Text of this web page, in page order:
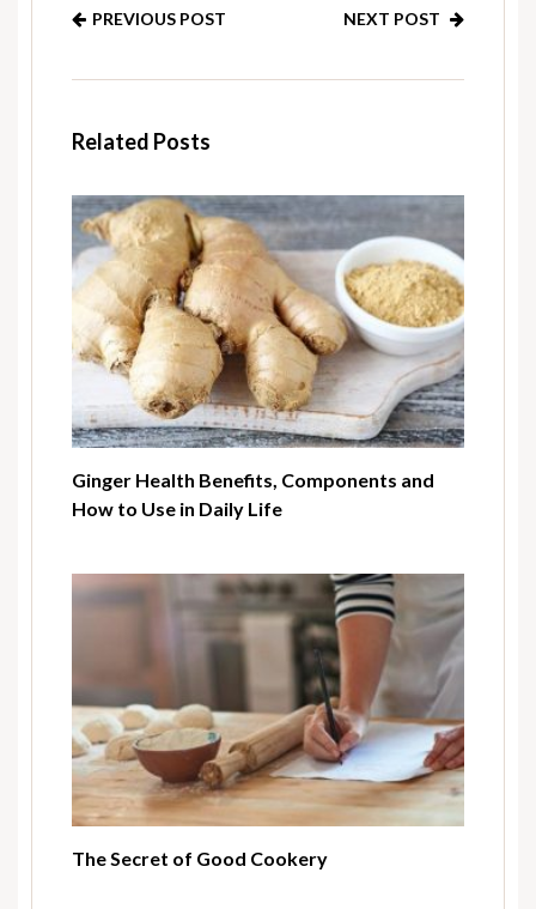
PREVIOUS POST NEXT POST
Related Posts
Ginger Health Benefits, Components and
How to Use in Daily Life
The Secret of Good Cookery